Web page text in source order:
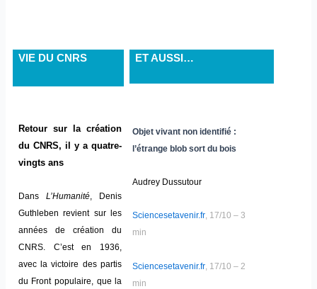
VIE DU CNRS ET AUSSI…
Retour sur la création
du CNRS, il y a quatre-
vingts ans
Dans L’Humanité, Denis
Guthleben revient sur les
années de création du
CNRS. C’est en 1936,
avec la victoire des partis
du Front populaire, que la
Objet vivant non identifié :
l’étrange blob sort du bois
Audrey Dussutour
Sciencesetavenir.fr, 17/10 – 3
min
Sciencesetavenir.fr, 17/10 – 2
min